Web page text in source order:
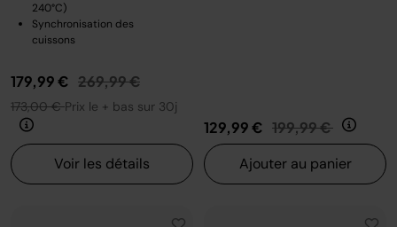
240°C)
Synchronisation des
cuissons
179,99 € Prix réduit de
269,99 €au
173,00 €Prix le + bas sur 30j
Voir les détails
129,99 € Prix réduit de
199,99 € au
Ajouter au panier